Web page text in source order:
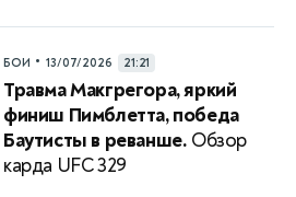
БОИ • 13/07/2026 21:21
Травма Макгрегора, яркий
финиш Пимблетта, победа
Баутисты в реванше. Обзор
карда UFC 329